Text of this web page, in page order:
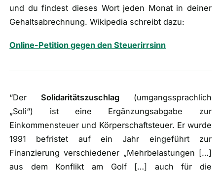
und du findest dieses Wort jeden Monat in deiner
Gehaltsabrechnung. Wikipedia schreibt dazu:
Online-Petition gegen den Steuerirrsinn
“Der Solidaritätszuschlag (umgangssprachlich
„Soli“) ist eine Ergänzungsabgabe zur
Einkommensteuer und Körperschaftsteuer. Er wurde
1991 befristet auf ein Jahr eingeführt zur
Finanzierung verschiedener „Mehrbelastungen […]
aus dem Konflikt am Golf […] auch für die